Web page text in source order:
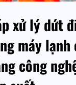
xử lý dứt
máy lạnh
công